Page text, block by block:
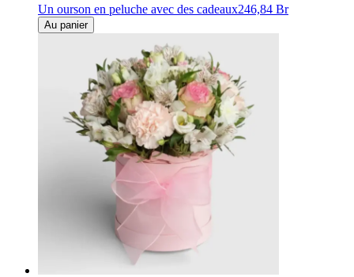
Un ourson en peluche avec des cadeaux246,84 Br
Au panier